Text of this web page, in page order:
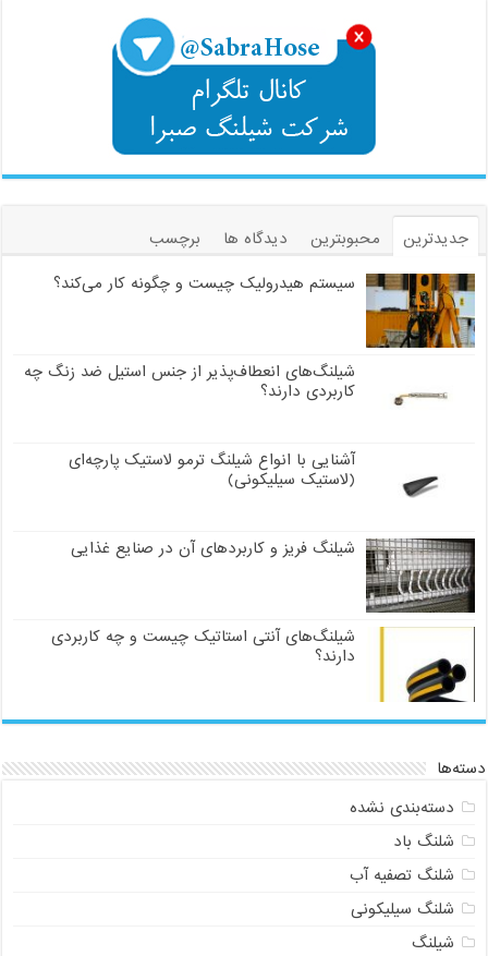
جدیدترین محبوبترین دیدگاه ها
برچسب
سیستم هیدرولیک چیست و چگونه کار می‌کند؟
شیلنگ‌های انعطاف‌پذیر از جنس استیل ضد زنگ چه
کاربردی دارند؟
آشنایی با انواع شیلنگ ترمو لاستیک پارچه‌ای
(لاستیک سیلیکونی)
شیلنگ فریز و کاربردهای آن در صنایع غذایی
شیلنگ‌های آنتی استاتیک چیست و چه کاربردی
دارند؟
دسته‌ها
دسته‌بندی نشده
شلنگ باد
شلنگ تصفیه آب
شلنگ سیلیکونی
شیلنگ